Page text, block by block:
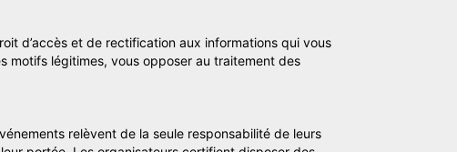
d’accès et de rectification aux informations qui vous
motifs légitimes, vous opposer au traitement des
relèvent de la seule responsabilité de leurs